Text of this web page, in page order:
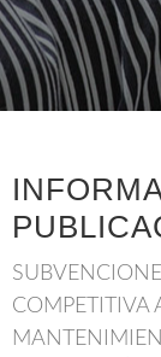
COMPETITIVA